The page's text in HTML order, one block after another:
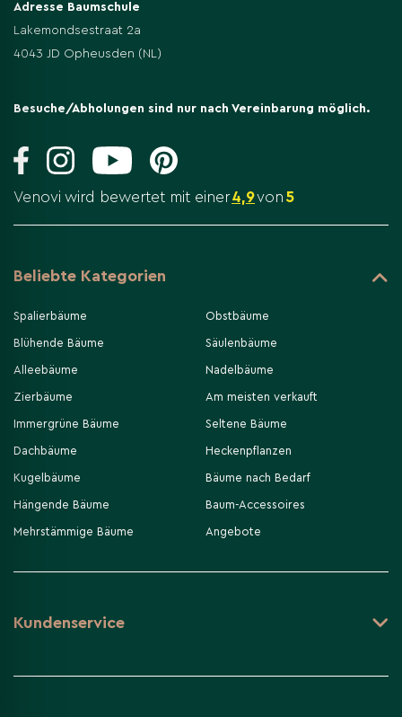
Adresse Baumschule
Lakemondsestraat 2a
4043 JD Opheusden (NL)
Besuche/Abholungen sind nur nach Vereinbarung möglich.
Venovi wird bewertet mit einer4,9von 5
Beliebte Kategorien
Spalierbäume
Blühende Bäume
Alleebäume
Zierbäume
Immergrüne Bäume
Dachbäume
Kugelbäume
Hängende Bäume
Mehrstämmige Bäume
Obstbäume
Säulenbäume
Nadelbäume
Am meisten verkauft
Seltene Bäume
Heckenpflanzen
Bäume nach Bedarf
Baum-Accessoires
Angebote
Kundenservice